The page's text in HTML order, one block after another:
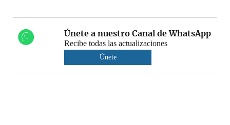
Únete a nuestro Canal de WhatsApp
Recibe todas las actualizaciones
Únete